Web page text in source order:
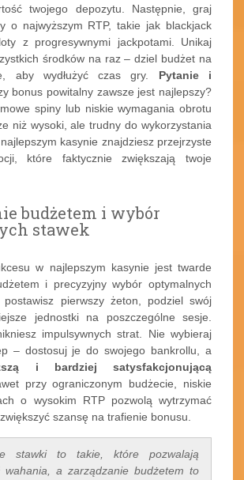
twojego depozytu. Następnie, graj
o najwyższym RTP, takie jak blackjack
z progresywnymi jackpotami. Unikaj
środków na raz – dziel budżet na
aby wydłużyć czas gry. Pytanie i
bonus powitalny zawsze jest najlepszy?
spiny lub niskie wymagania obrotu
niż wysoki, ale trudny do wykorzystania
kasynie znajdziesz przejrzyste
które faktycznie zwiększają twoje
budżetem i wybór
stawek
w najlepszym kasynie jest twarde
i precyzyjny wybór optymalnych
pierwszy żeton, podziel swój
jednostki na poszczególne sesje.
impulsywnych strat. Nie wybieraj
– dostosuj je do swojego bankrollu, a
i bardziej satysfakcjonującą
przy ograniczonym budżecie, niskie
o wysokim RTP pozwolą wytrzymać
szansę na trafienie bonusu.
stawki to takie, które pozwalają
wahania, a zarządzanie budżetem to